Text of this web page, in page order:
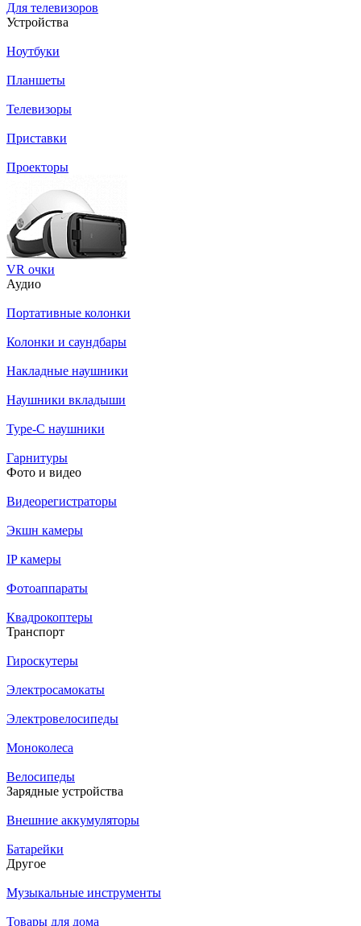
Для телевизоров
Устройства
Ноутбуки
Планшеты
Телевизоры
Приставки
Проекторы
VR очки
Аудио
Портативные колонки
Колонки и саундбары
Накладные наушники
Наушники вкладыши
Type-C наушники
Гарнитуры
Фото и видео
Видеорегистраторы
Экшн камеры
IP камеры
Фотоаппараты
Квадрокоптеры
Транспорт
Гироскутеры
Электросамокаты
Электровелосипеды
Моноколеса
Велосипеды
Зарядные устройства
Внешние аккумуляторы
Батарейки
Другое
Музыкальные инструменты
Товары для дома